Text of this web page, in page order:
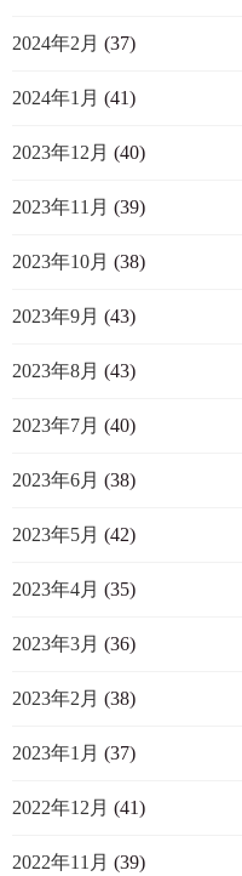
2024年2月 (37)
2024年1月 (41)
2023年12月 (40)
2023年11月 (39)
2023年10月 (38)
2023年9月 (43)
2023年8月 (43)
2023年7月 (40)
2023年6月 (38)
2023年5月 (42)
2023年4月 (35)
2023年3月 (36)
2023年2月 (38)
2023年1月 (37)
2022年12月 (41)
2022年11月 (39)